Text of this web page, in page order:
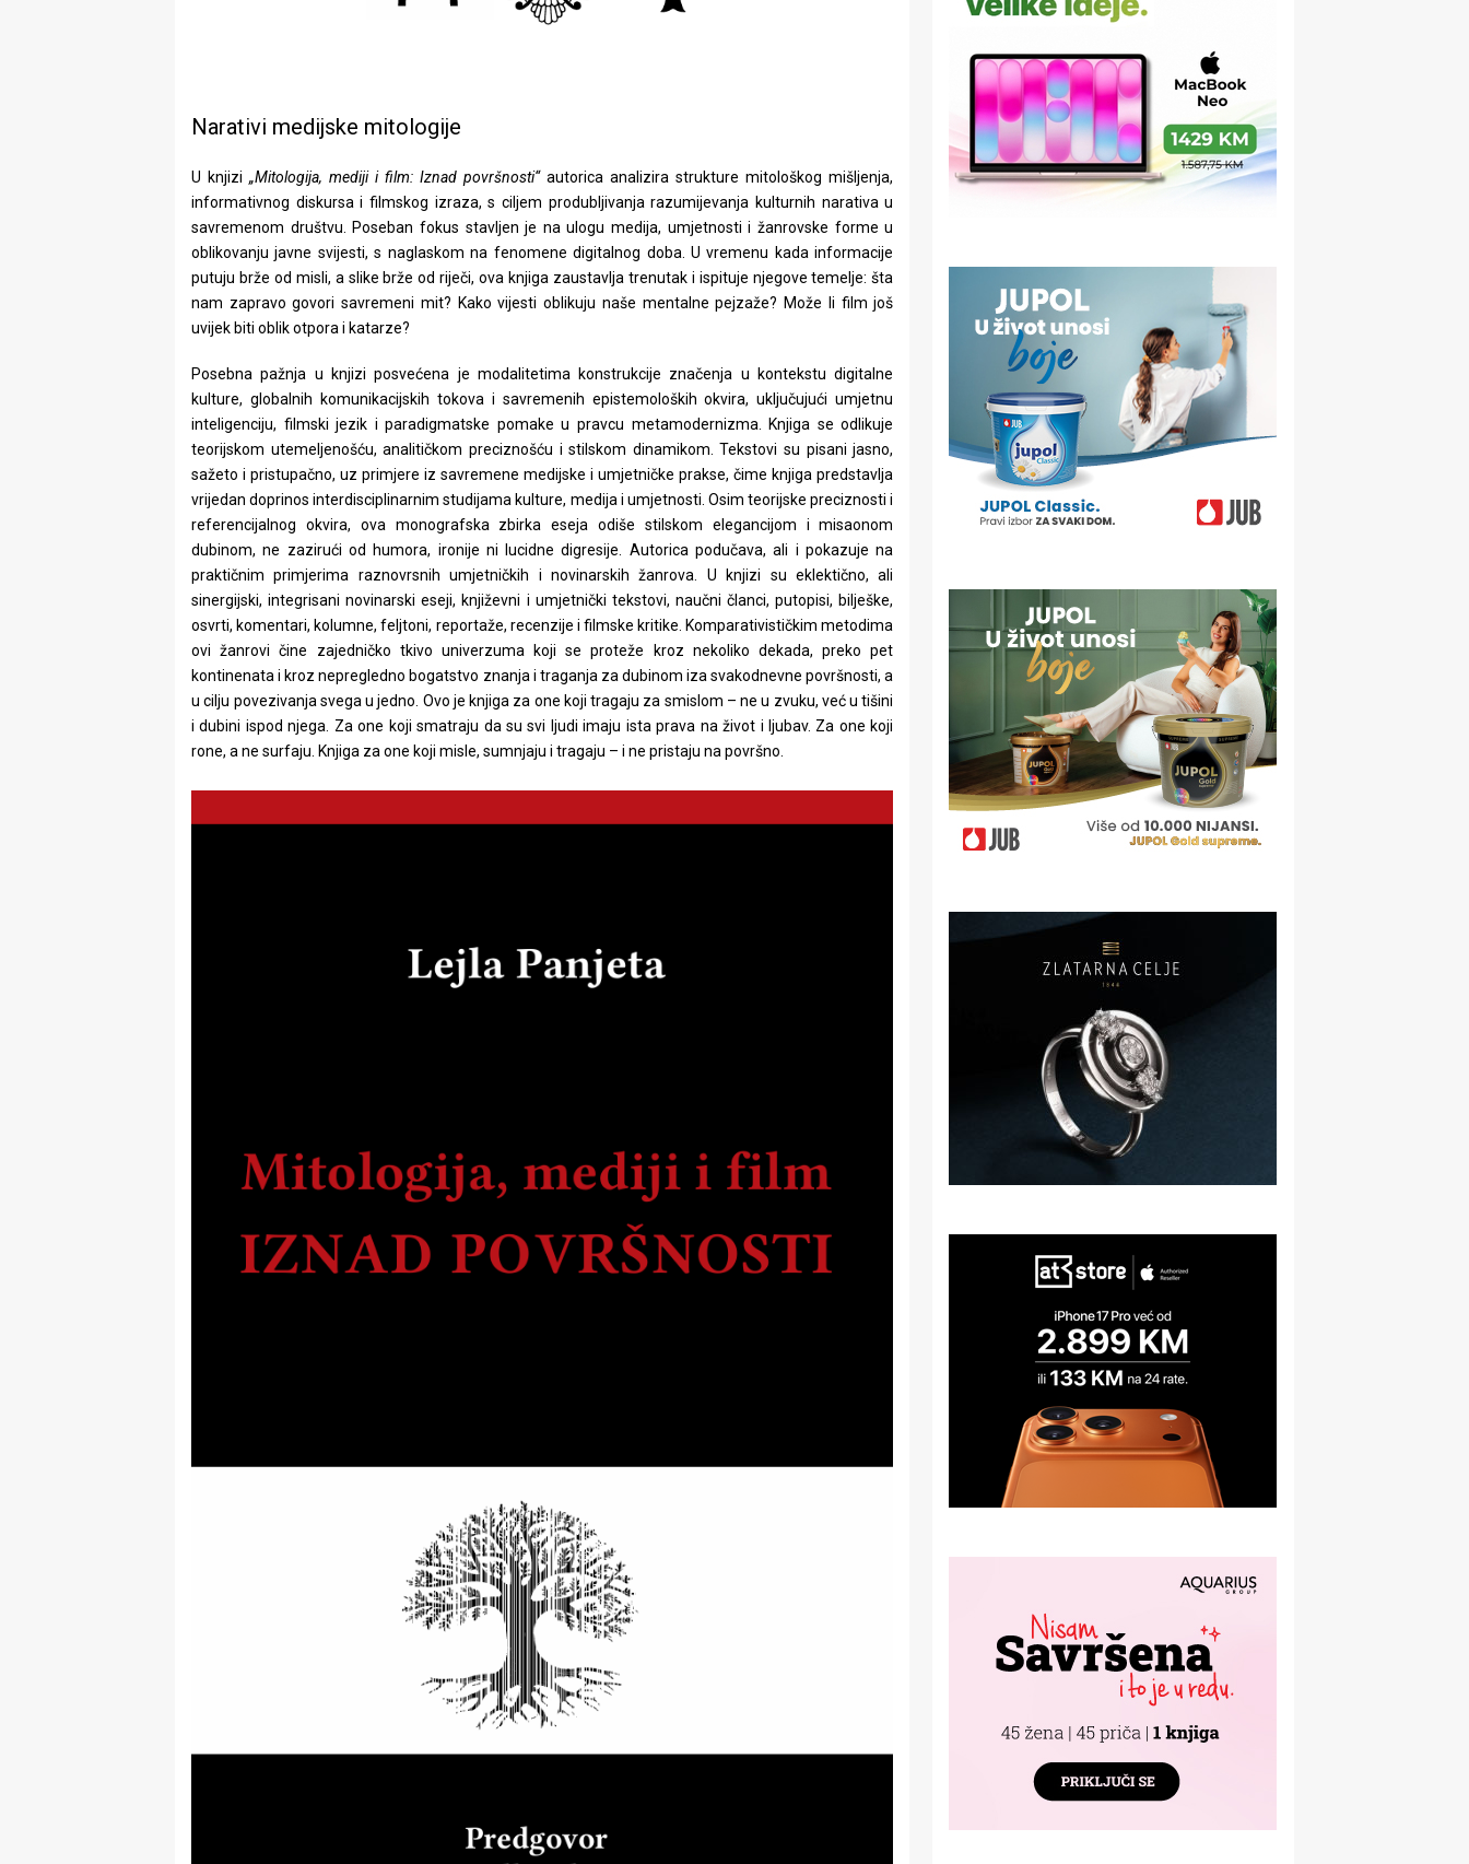
Narativi medijske mitologije
U knjizi„Mitologija, mediji i film: Iznad površnosti“autorica analizira strukture mitološkog mišljenja,
informativnog diskursa i filmskog izraza, s ciljem produbljivanja razumijevanja kulturnih narativa u
savremenom društvu. Poseban fokus stavljen je na ulogu medija, umjetnosti i žanrovske forme u
oblikovanju javne svijesti, s naglaskom na fenomene digitalnog doba. U vremenu kada informacije
putuju brže od misli, a slike brže od riječi, ova knjiga zaustavlja trenutak i ispituje njegove temelje: šta
nam zapravo govori savremeni mit? Kako vijesti oblikuju naše mentalne pejzaže? Može li film još
uvijek biti oblik otpora i katarze?
Posebna pažnja u knjizi posvećena je modalitetima konstrukcije značenja u kontekstu digitalne
kulture, globalnih komunikacijskih tokova i savremenih epistemoloških okvira, uključujući umjetnu
inteligenciju, filmski jezik i paradigmatske pomake u pravcu metamodernizma. Knjiga se odlikuje
teorijskom utemeljenošću, analitičkom preciznošću i stilskom dinamikom. Tekstovi su pisani jasno,
sažeto i pristupačno, uz primjere iz savremene medijske i umjetničke prakse, čime knjiga predstavlja
vrijedan doprinos interdisciplinarnim studijama kulture, medija i umjetnosti. Osim teorijske preciznosti i
referencijalnog okvira, ova monografska zbirka eseja odiše stilskom elegancijom i misaonom
dubinom, ne zazirući od humora, ironije ni lucidne digresije. Autorica podučava, ali i pokazuje na
praktičnim primjerima raznovrsnih umjetničkih i novinarskih žanrova. U knjizi su eklektično, ali
sinergijski, integrisani novinarski eseji, književni i umjetnički tekstovi, naučni članci, putopisi, bilješke,
osvrti, komentari, kolumne, feljtoni, reportaže, recenzije i filmske kritike. Komparativističkim metodima
ovi žanrovi čine zajedničko tkivo univerzuma koji se proteže kroz nekoliko dekada, preko pet
kontinenata i kroz nepregledno bogatstvo znanja i traganja za dubinom iza svakodnevne površnosti, a
u cilju povezivanja svega u jedno. Ovo je knjiga za one koji tragaju za smislom – ne u zvuku, već u tišini
i dubini ispod njega. Za one koji smatraju da su svi ljudi imaju ista prava na život i ljubav. Za one koji
rone, a ne surfaju. Knjiga za one koji misle, sumnjaju i tragaju – i ne pristaju na površno.